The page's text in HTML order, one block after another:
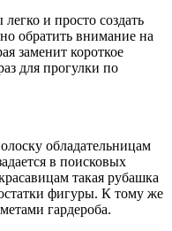
и просто создать
обратить внимание на
заменит короткое
для прогулки по
обладательницам
в поисковых
такая рубашка
фигуры. К тому же
гардероба.